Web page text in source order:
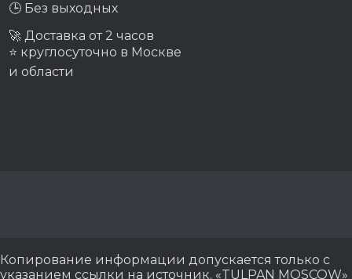
🕒 Без выходных
🚀 Доставка от 2 часов
⭐ круглосуточно в Москве
и области
Копирование информации допускается только с
указанием ссылки на источник. «TULPAN MOSCOW»